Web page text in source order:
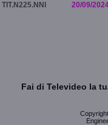
TIT.N225.NNI 20/09/
Fai di Televideo la